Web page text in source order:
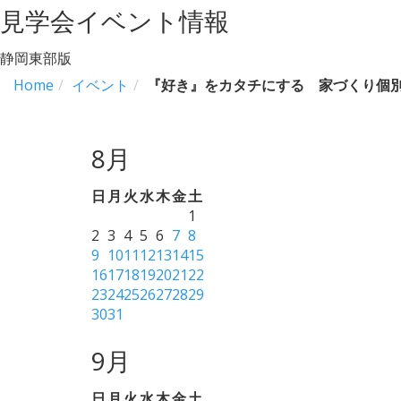
見学会イベント情報
静岡東部版
Home
イベント 『好き』をカタチにする 家づくり個
8月
日 月 火水木金土
1
2 3 4 5 6 7 8
9 1011 12131415
16171819202122
23242526272829
3031
9月